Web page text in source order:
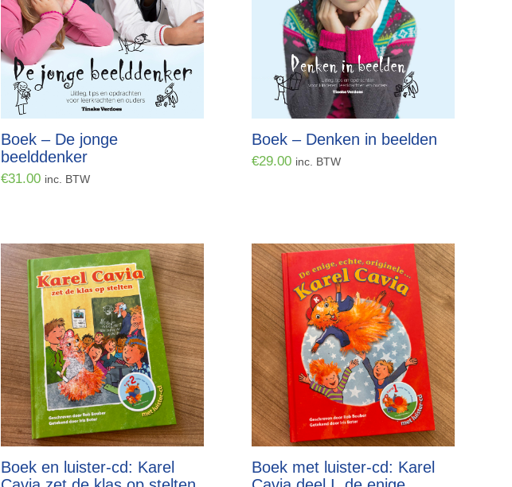
Boek – De jonge
beelddenker
€31.00 inc. BTW
Boek – Denken in beelden
€29.00 inc. BTW
Boek en luister-cd: Karel
Boek met luister-cd: Karel